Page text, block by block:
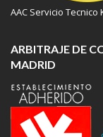
AAC Servicio Tecnico
ARBITRAJE DE
MADRID